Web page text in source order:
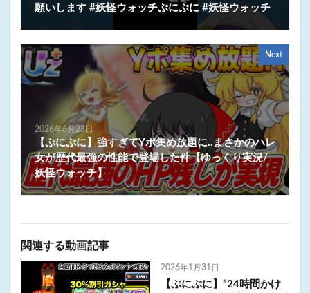
願いします #妖怪ウォッチぷにぷに #妖怪ウォッチ
Next
2026年6月23日
【ぷにぷに】強すぎてYポ集め放題に..まさかのハレ
女が歴代最強の性能で登場した件【ゆっくり実況/
妖怪ウォッチ】
関連する動画記事
2026年1月31日
【ぷにぷに】”24時間かけ